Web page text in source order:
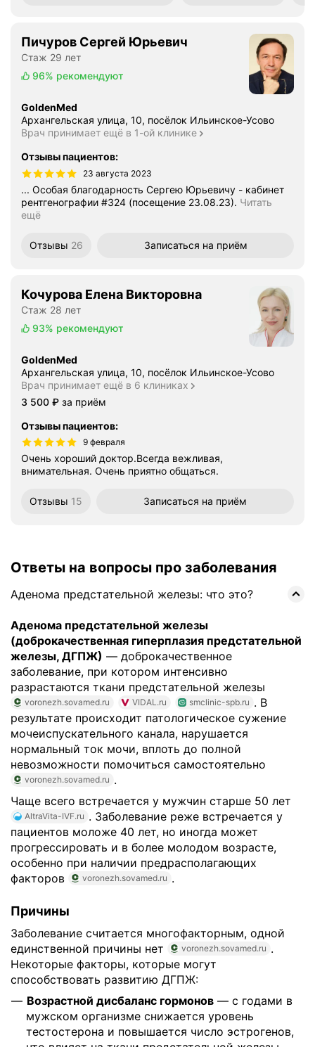
Пичуров Сергей Юрьевич
Стаж 29 лет
96% рекомендуют
GoldenMed
Архангельская улица, 10, посёлок Ильинское-Усово
Врач принимает ещё в 1-ой клинике
Отзывы пациентов:
23 августа 2023
... Особая благодарность Сергею Юрьевичу - кабинет
рентгенографии #324 (посещение 23.08.23). Читать
ещё
Отзывы 26 Записаться на приём
Кочурова Елена Викторовна
Стаж 28 лет
93% рекомендуют
GoldenMed
Архангельская улица, 10, посёлок Ильинское-Усово
Врач принимает ещё в 6 клиниках
Цена
3500
3 500 ₽ за приём
Отзывы пациентов:
9 февраля
Очень хороший доктор.Всегда вежливая,
внимательная. Очень приятно общаться.
Отзывы 15 Записаться на приём
Ответы на вопросы про заболевания
Аденома предстательной железы: что это?
Аденома предстательной железы
(доброкачественная гиперплазия предстательной
железы, ДГПЖ) — доброкачественное
заболевание, при котором интенсивно
разрастаются ткани предстательной железы
voronezh.sovamed.ru VIDAL.ru smclinic-spb.ru . В
результате происходит патологическое сужение
мочеиспускательного канала, нарушается
нормальный ток мочи, вплоть до полной
невозможности помочиться самостоятельно
voronezh.sovamed.ru .
Чаще всего встречается у мужчин старше 50 лет
AltraVita-IVF.ru . Заболевание реже встречается у
пациентов моложе 40 лет, но иногда может
прогрессировать и в более молодом возрасте,
особенно при наличии предрасполагающих
факторов
voronezh.sovamed.ru .
Причины
Заболевание считается многофакторным, одной
единственной причины нет
voronezh.sovamed.ru .
Некоторые факторы, которые могут
способствовать развитию ДГПЖ:
Возрастной дисбаланс гормонов — с годами в
мужском организме снижается уровень
тестостерона и повышается число эстрогенов,